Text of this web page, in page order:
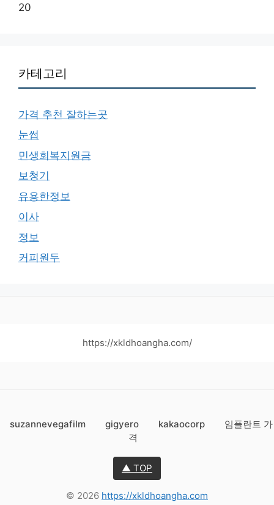
20
카테고리
가격 추천 잘하는곳
눈썹
민생회복지원금
보청기
유용한정보
이사
정보
커피원두
https://xkldhoangha.com/
suzannevegafilm gigyero kakaocorp
임플란트 가
격
▲ TOP
© 2026 https://xkldhoangha.com